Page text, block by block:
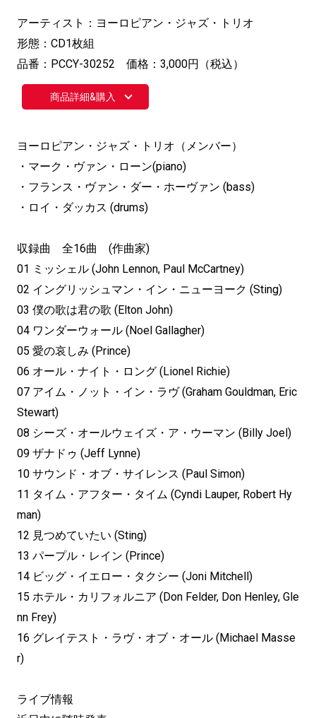
アーティスト：ヨーロピアン・ジャズ・トリオ
形態：CD1枚組
品番：PCCY-30252 価格：3,000円（税込）
商品詳細&購入
ヨーロピアン・ジャズ・トリオ（メンバー）
・マーク・ヴァン・ローン(piano)
・フランス・ヴァン・ダー・ホーヴァン (bass)
・ロイ・ダッカス (drums)
収録曲 全16曲 (作曲家)
01 ミッシェル (John Lennon, Paul McCartney)
02 イングリッシュマン・イン・ニューヨーク (Sting)
03 僕の歌は君の歌 (Elton John)
04 ワンダーウォール (Noel Gallagher)
05 愛の哀しみ (Prince)
06 オール・ナイト・ロング (Lionel Richie)
07 アイム・ノット・イン・ラヴ (Graham Gouldman, Eric
Stewart)
08 シーズ・オールウェイズ・ア・ウーマン (Billy Joel)
09 ザナドゥ (Jeff Lynne)
10 サウンド・オブ・サイレンス (Paul Simon)
11 タイム・アフター・タイム (Cyndi Lauper, Robert Hy
man)
12 見つめていたい (Sting)
13 パープル・レイン (Prince)
14 ビッグ・イエロー・タクシー (Joni Mitchell)
15 ホテル・カリフォルニア (Don Felder, Don Henley, Gle
nn Frey)
16 グレイテスト・ラヴ・オブ・オール (Michael Masse
r)
ライブ情報